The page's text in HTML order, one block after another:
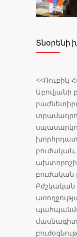
Տնօրենի
<<Ռուբիկ
Աբովյանի
բուժական
Բժշկական